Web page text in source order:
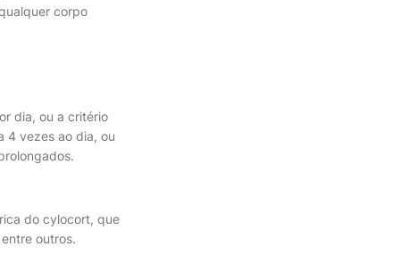
corpo
dia, ou a critério
4 vezes ao dia, ou
do cylocort, que
outros.